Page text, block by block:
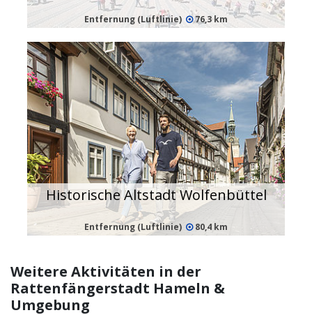
Entfernung (Luftlinie) 76,3 km
Historische Altstadt Wolfenbüttel
Entfernung (Luftlinie) 80,4 km
Weitere Aktivitäten in der
Rattenfängerstadt Hameln &
Umgebung